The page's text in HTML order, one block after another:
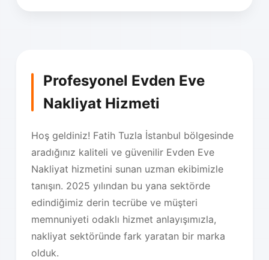
Profesyonel Evden Eve
Nakliyat Hizmeti
Hoş geldiniz! Fatih Tuzla İstanbul bölgesinde
aradığınız kaliteli ve güvenilir Evden Eve
Nakliyat hizmetini sunan uzman ekibimizle
tanışın. 2025 yılından bu yana sektörde
edindiğimiz derin tecrübe ve müşteri
memnuniyeti odaklı hizmet anlayışımızla,
nakliyat sektöründe fark yaratan bir marka
olduk.